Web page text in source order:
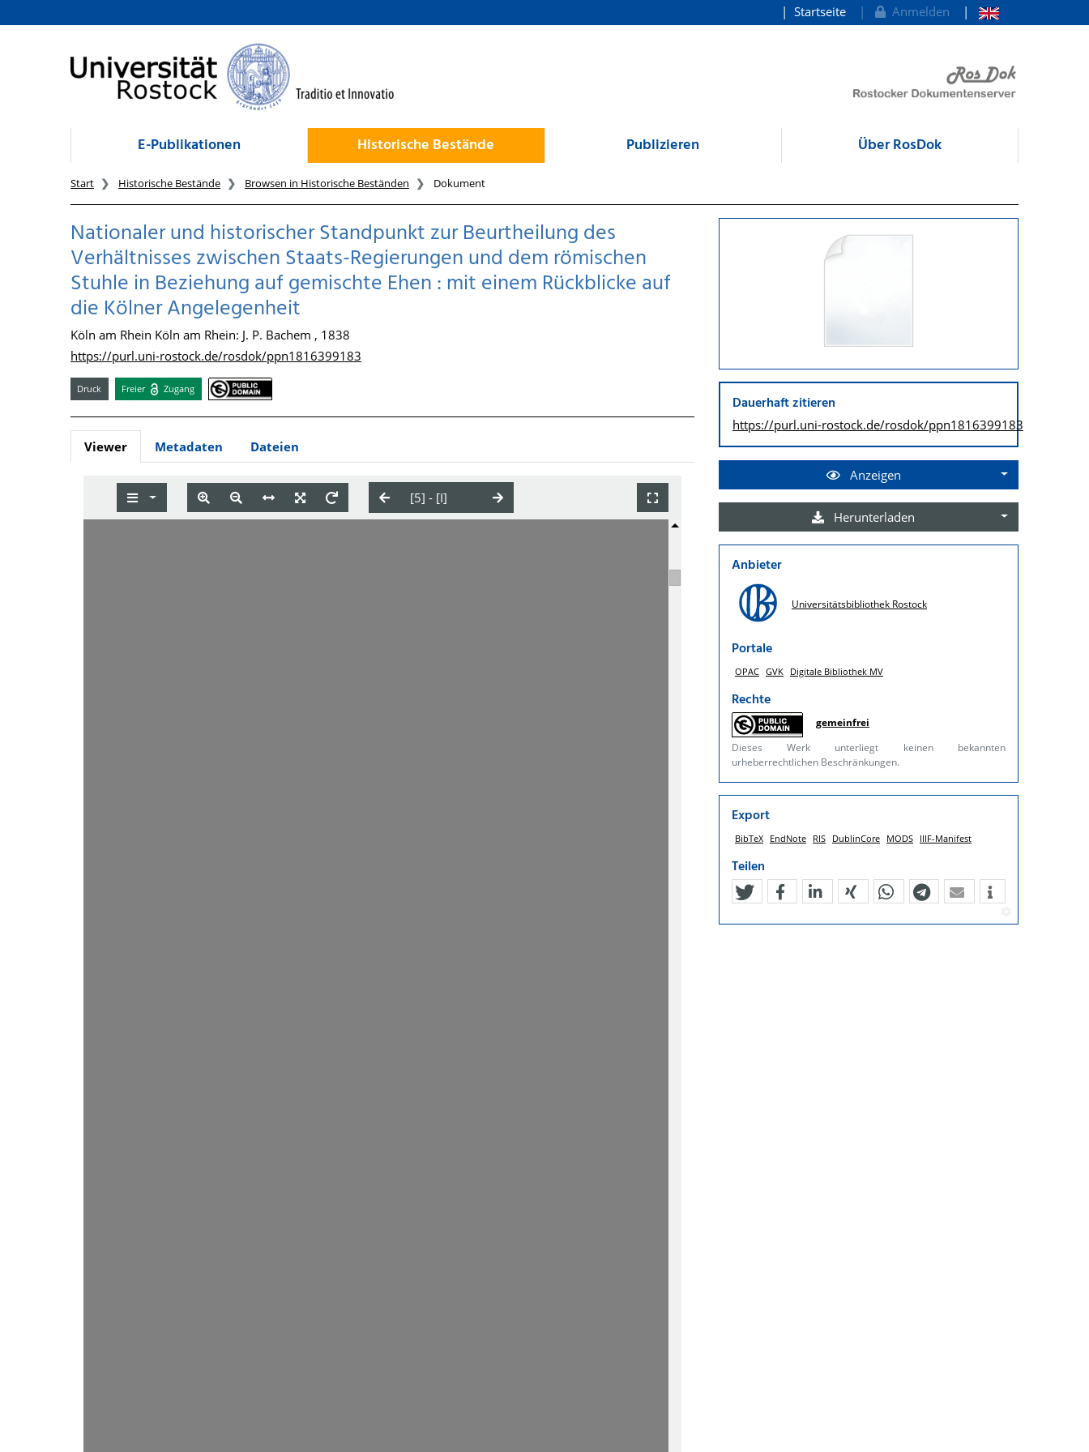
zum Inhalt
Startseite Anmelden
E-Publikationen Historische Bestände Publizieren Über RosDok
Start Historische Bestände Browsen in Historische Beständen Dokument
Nationaler und historischer Standpunkt zur Beurtheilung des
Verhältnisses zwischen Staats-Regierungen und dem römischen
Stuhle in Beziehung auf gemischte Ehen : mit einem Rückblicke auf
die Kölner Angelegenheit
Köln am Rhein Köln am Rhein: J. P. Bachem , 1838
https://purl.uni-rostock.de/rosdok/ppn1816399183
Druck Freier Zugang
Viewer Metadaten Dateien
Dauerhaft zitieren
https://purl.uni-rostock.de/rosdok/ppn1816399183
Anzeigen
Herunterladen
Anbieter
Universitätsbibliothek Rostock
Portale
OPAC GVK Digitale Bibliothek MV
Rechte
gemeinfrei
Dieses Werk unterliegt keinen bekannten
urheberrechtlichen Beschränkungen.
Export
BibTeX EndNote RIS DublinCore MODS IIIF-Manifest
Teilen